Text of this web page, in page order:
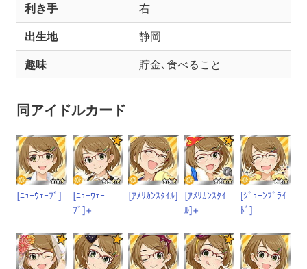
利き手 右
出生地 静岡
趣味 貯金､食べること
同アイドルカード
[ﾆｭｰｳｪｰﾌﾞ]
[ﾆｭｰｳｪｰ
ﾌﾞ]+
[ｱﾒﾘｶﾝｽﾀｲﾙ]
[ｱﾒﾘｶﾝｽﾀｲ
ﾙ]+
[ｼﾞｭｰﾝﾌﾞﾗｲ
ﾄﾞ]